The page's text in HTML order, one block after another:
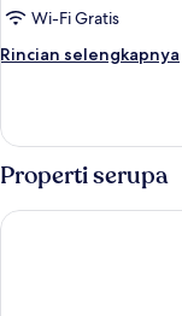
Wi-Fi Gratis
Rincian selengkapnya
Rincian
Kamar
Properti serupa
Hotel Sonya